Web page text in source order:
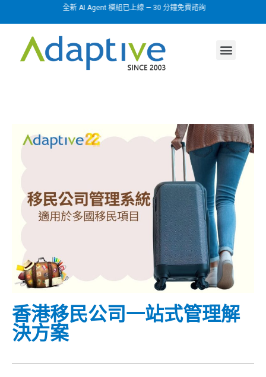
全新 AI Agent 模組已上線 — 30 分鐘免費諮詢
香港移民公司一站式管理解
決方案